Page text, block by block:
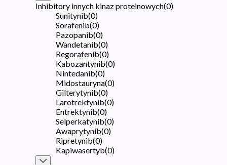
Inhibitory innych kinaz proteinowych(0)
Sunitynib(0)
Sorafenib(0)
Pazopanib(0)
Wandetanib(0)
Regorafenib(0)
Kabozantynib(0)
Nintedanib(0)
Midostauryna(0)
Gilterytynib(0)
Larotrektynib(0)
Entrektynib(0)
Selperkatynib(0)
Awaprytynib(0)
Ripretynib(0)
Kapiwasertyb(0)